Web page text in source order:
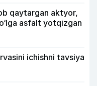
qaytargan aktyor,
asfalt yotqizgan
ichishni tavsiya